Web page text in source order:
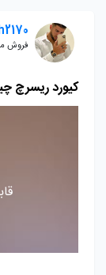
فروش
کیورد ریسرچ